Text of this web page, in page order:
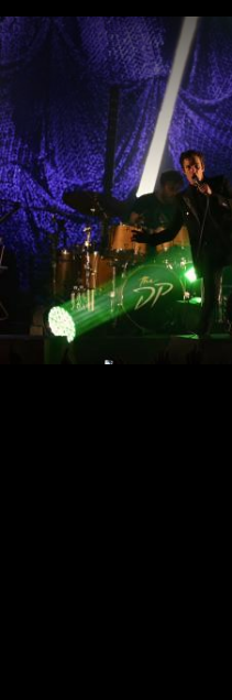
Brandon Flowers
Home News Musik
Live in Berlin, Mai 2015